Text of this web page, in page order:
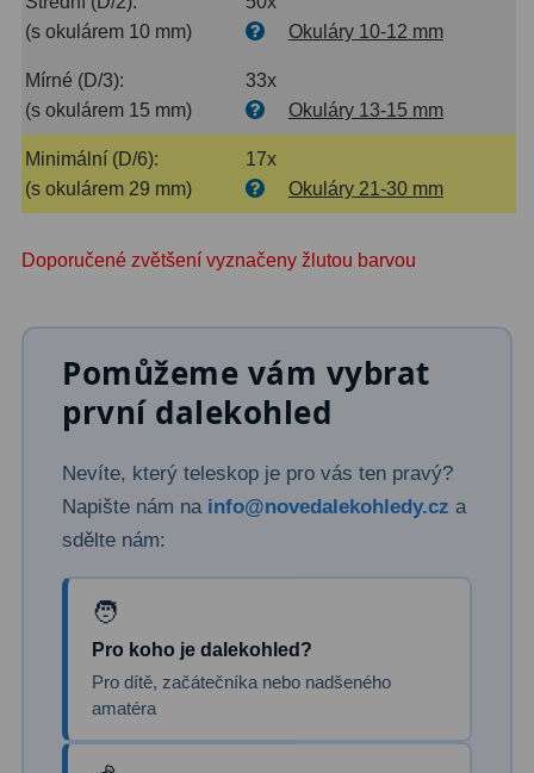
(s okulárem 10 mm)
Okuláry 10-12 mm
Mírné (D/3):
33x
(s okulárem 15 mm)
Okuláry 13-15 mm
Minimální (D/6):
17x
(s okulárem 29 mm)
Okuláry 21-30 mm
Doporučené zvětšení vyznačeny žlutou barvou
Pomůžeme vám vybrat
první dalekohled
Nevíte, který teleskop je pro vás ten pravý?
Napište nám na info@novedalekohledy.cz a
sdělte nám:
Pro koho je dalekohled?
Pro dítě, začátečníka nebo nadšeného
amatéra